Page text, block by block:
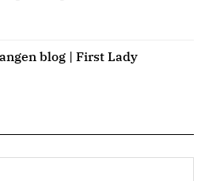
blog | First Lady